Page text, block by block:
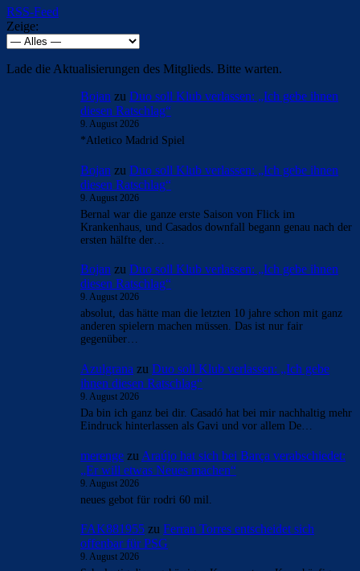
RSS-Feed
Zeige:
Lade die Aktualisierungen des Mitglieds. Bitte warten.
Bojan zu Duo soll Klub verlassen: „Ich gebe ihnen
diesen Ratschlag“
9. August 2026
*Atletico Madrid Spiel
Bojan zu Duo soll Klub verlassen: „Ich gebe ihnen
diesen Ratschlag“
9. August 2026
Bernal war die ganze erste Saison von Flick im
Krankenhaus, und Casados downfall begann genau nach der
ersten hälfte der…
Bojan zu Duo soll Klub verlassen: „Ich gebe ihnen
diesen Ratschlag“
9. August 2026
absolut, das hätte man die letzten 10 jahre schon mit ganz
anderen spielern machen müssen. Das ist nur fair
gegenüber…
Azulgrana zu Duo soll Klub verlassen: „Ich gebe
ihnen diesen Ratschlag“
9. August 2026
Da bin ich ganz bei dir. Casadó hat bei mir nachhaltig mehr
Eindruck hinterlassen als Gavi und vor allem De…
merenge zu Araújo hat sich bei Barça verabschiedet:
„Er will etwas Neues machen“
9. August 2026
neues gebot für rodri 60 mil.
FAK881955 zu Ferran Torres entscheidet sich
offenbar für PSG
9. August 2026